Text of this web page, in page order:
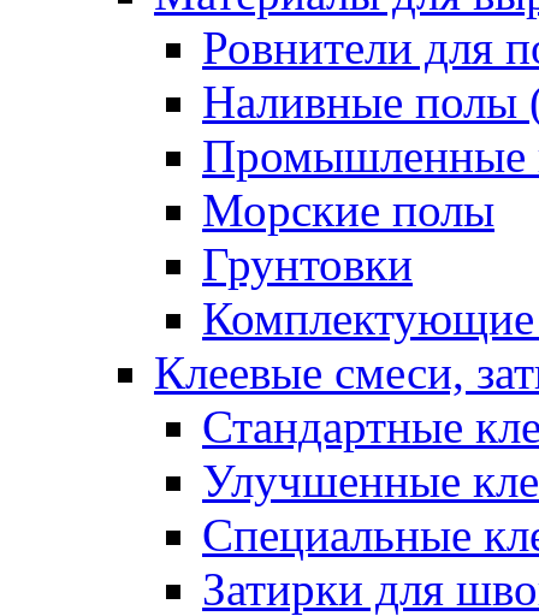
Ровнители для
Наливные полы
Промышленные
Морские полы
Грунтовки
Клеевые смеси,
Стандартные
Улучшенные
Специальные
Затирки для